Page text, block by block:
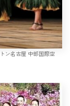
ン名古屋 中部国際空